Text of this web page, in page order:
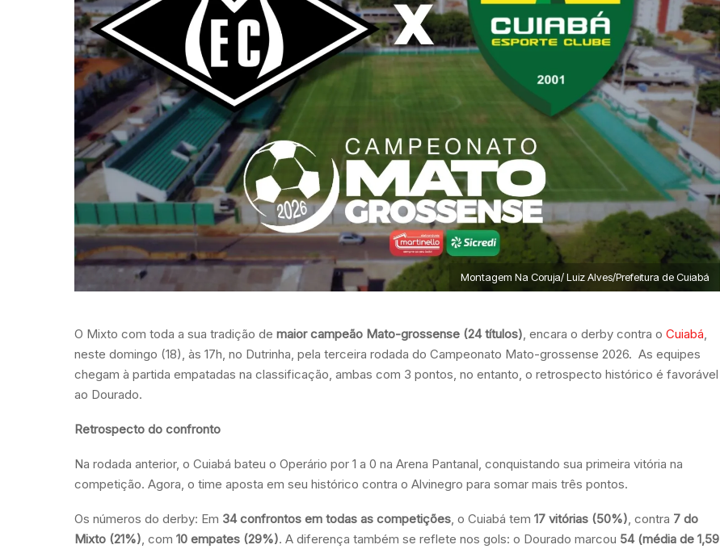
Montagem Na Coruja/ Luiz Alves/Prefeitura de Cuiabá
O Mixto com toda a sua tradição de maior campeão Mato-grossense (24 títulos), encara o derby contra o Cuiabá,
neste domingo (18), às 17h, no Dutrinha, pela terceira rodada do Campeonato Mato-grossense 2026. As equipes
chegam à partida empatadas na classificação, ambas com 3 pontos, no entanto, o retrospecto histórico é favorável
ao Dourado.
Retrospecto do confronto
Na rodada anterior, o Cuiabá bateu o Operário por 1 a 0 na Arena Pantanal, conquistando sua primeira vitória na
competição. Agora, o time aposta em seu histórico contra o Alvinegro para somar mais três pontos.
Os números do derby: Em 34 confrontos em todas as competições, o Cuiabá tem 17 vitórias (50%), contra 7 do
Mixto (21%), com 10 empates (29%). A diferença também se reflete nos gols: o Dourado marcou 54 (média de 1,59